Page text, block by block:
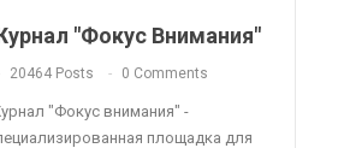
Viber
Tumblr
"Фокус Внимания"
20464 Posts 0 Comments
"Фокус внимания" -
площадка для